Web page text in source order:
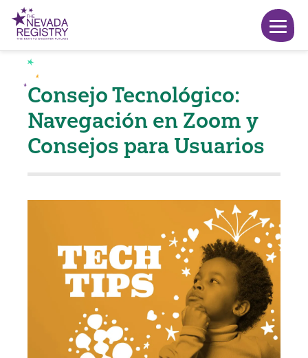
Consejo Tecnológico:
Navegación en Zoom y
Consejos para Usuarios